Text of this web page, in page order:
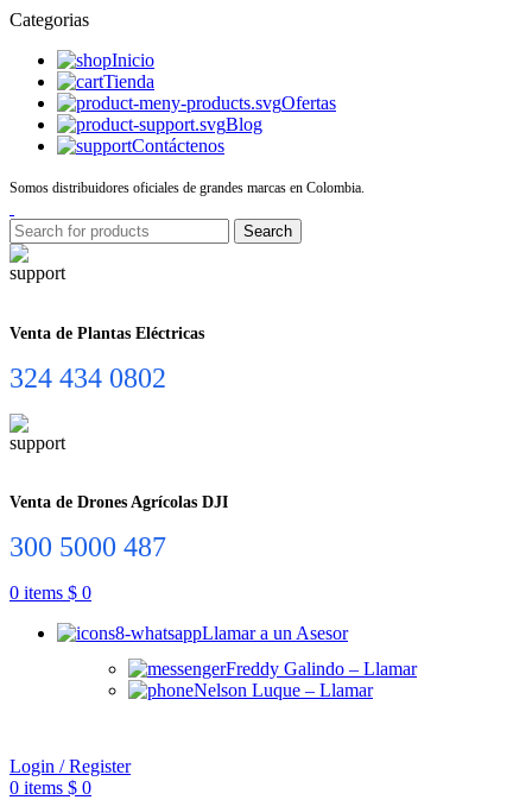
Categorias
Inicio
Tienda
Ofertas
Blog
Contáctenos
Somos distribuidores oficiales de grandes marcas en Colombia.
Search
Venta de Plantas Eléctricas
324 434 0802
Venta de Drones Agrícolas DJI
300 5000 487
0 items $ 0
Llamar a un Asesor
Freddy Galindo – Llamar
Nelson Luque – Llamar
Login / Register
0 items $ 0